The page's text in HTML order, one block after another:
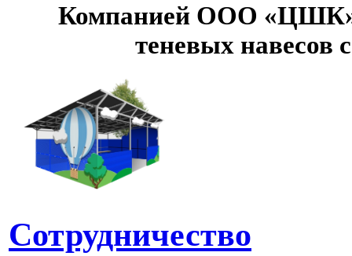
Компанией ООО «ЦШК»
теневых навесов
Сотрудничество